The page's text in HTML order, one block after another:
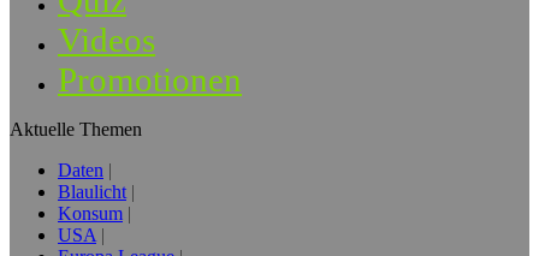
Videos
Promotionen
Aktuelle Themen
Daten
Blaulicht
Konsum
USA